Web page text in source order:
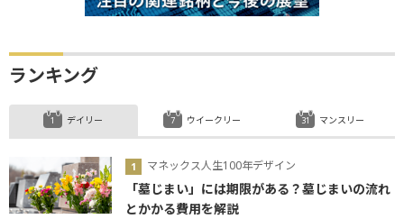
ランキング
デイリー
マネックス人生100年デザイン
「墓じまい」には期限がある？墓じまいの流れ
とかかる費用を解説
ウイークリー マンスリー